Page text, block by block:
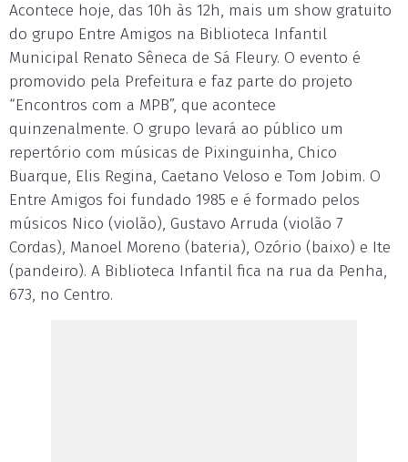
Acontece hoje, das 10h às 12h, mais um show gratuito
do grupo Entre Amigos na Biblioteca Infantil
Municipal Renato Sêneca de Sá Fleury. O evento é
promovido pela Prefeitura e faz parte do projeto
“Encontros com a MPB”, que acontece
quinzenalmente. O grupo levará ao público um
repertório com músicas de Pixinguinha, Chico
Buarque, Elis Regina, Caetano Veloso e Tom Jobim. O
Entre Amigos foi fundado 1985 e é formado pelos
músicos Nico (violão), Gustavo Arruda (violão 7
Cordas), Manoel Moreno (bateria), Ozório (baixo) e Ite
(pandeiro). A Biblioteca Infantil fica na rua da Penha,
673, no Centro.